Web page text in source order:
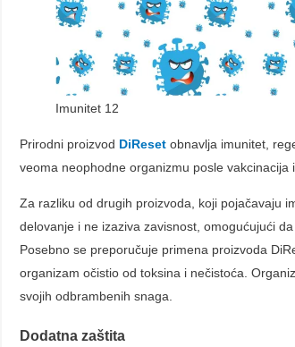
Imunitet 12
Prirodni proizvod DiReset obnavlja imunitet,
veoma neophodne organizmu posle
Za razliku od drugih proizvoda, koji pojačavaju
delovanje i ne izaziva zavisnost, omogućujući
Posebno se preporučuje primena proizvoda
organizam očistio od toksina i nečistoća.
svojih odbrambenih snaga.
Dodatna zaštita